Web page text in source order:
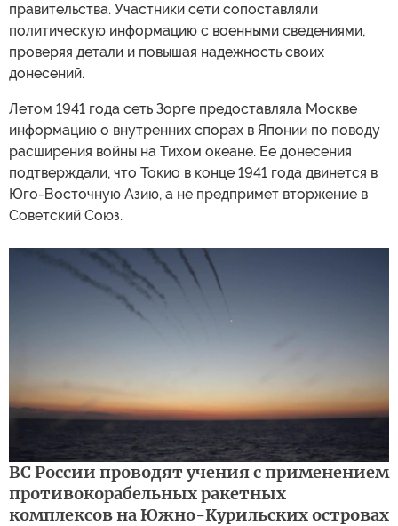
правительства. Участники сети сопоставляли
политическую информацию с военными сведениями,
проверяя детали и повышая надежность своих
донесений.
Летом 1941 года сеть Зорге предоставляла Москве
информацию о внутренних спорах в Японии по поводу
расширения войны на Тихом океане. Ее донесения
подтверждали, что Токио в конце 1941 года двинется в
Юго-Восточную Азию, а не предпримет вторжение в
Советский Союз.
ВС России проводят учения с применением
противокорабельных ракетных
комплексов на Южно-Курильских островах